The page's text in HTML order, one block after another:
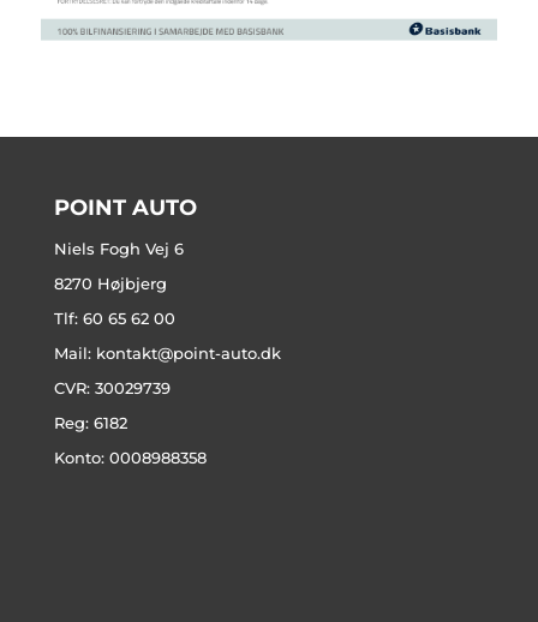
POINT AUTO
Niels Fogh Vej 6
8270 Højbjerg
Tlf: 60 65 62 00
Mail: kontakt@point-auto.dk
CVR: 30029739
Reg: 6182
Konto: 0008988358